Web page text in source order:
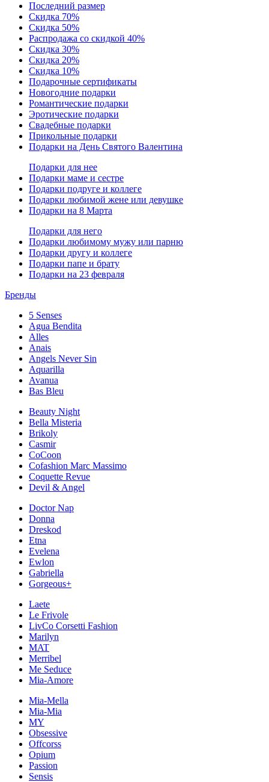
Последний размер
Скидка 70%
Скидка 50%
Распродажа со скидкой 40%
Скидка 30%
Скидка 20%
Скидка 10%
Подарочные сертификаты
Новогодние подарки
Романтические подарки
Эротические подарки
Свадебные подарки
Прикольные подарки
Подарки на День Святого Валентина
Подарки для нее
Подарки маме и сестре
Подарки подруге и коллеге
Подарки любимой жене или девушке
Подарки на 8 Марта
Подарки для него
Подарки любимому мужу или парню
Подарки другу и коллеге
Подарки папе и брату
Подарки на 23 февраля
Бренды
5 Senses
Agua Bendita
Alles
Anais
Angels Never Sin
Aquarilla
Avanua
Bas Bleu
Beauty Night
Bella Misteria
Brikoly
Casmir
CoCoon
Cofashion Marc Massimo
Coquette Revue
Devil & Angel
Doctor Nap
Donna
Dreskod
Etna
Evelena
Ewlon
Gabriella
Gorgeous+
Laete
Le Frivole
LivCo Corsetti Fashion
Marilyn
MAT
Merribel
Me Seduce
Mia-Amore
Mia-Mella
Mia-Mia
MY
Obsessive
Offcorss
Opium
Passion
Sensis